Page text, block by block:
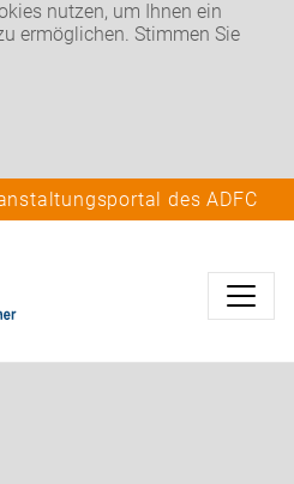
nutzen, um Ihnen ein
ermöglichen. Stimmen Sie
des ADFC